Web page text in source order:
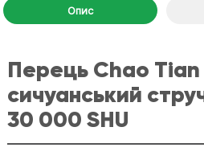
Опис
Перець Chao
сичуанський
30 000 SHU